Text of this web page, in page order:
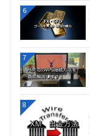
6
7
8